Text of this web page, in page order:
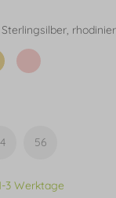
56
3 Werktage